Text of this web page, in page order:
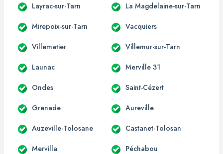
Layrac-sur-Tarn La Magdelaine-sur-Tarn
Mirepoix-sur-Tarn Vacquiers
Villematier Villemur-sur-Tarn
Launac Merville 31
Ondes Saint-Cézert
Grenade Aureville
Auzeville-Tolosane Castanet-Tolosan
Mervilla Péchabou